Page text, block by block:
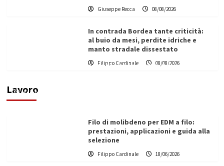
Giuseppe Recca 08/08/2026
In contrada Bordea tante criticità:
al buio da mesi, perdite idriche e
manto stradale dissestato
Filippo Cardinale 08/08/2026
Lavoro
L’ingegnere saccense Buscarnera partner chiave
di un progetto transnazionale per la transizione
Filippo Cardinale
Filo di molibdeno per EDM a filo:
prestazioni, applicazioni e guida alla
selezione
Filippo Cardinale 18/06/2026